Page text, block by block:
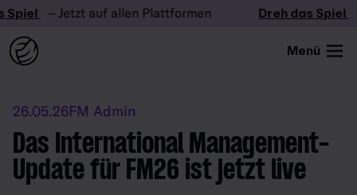
– Jetzt auf allen Plattformen Dreh das Spiel –
Menü
26.05.26FM Admin
Das International Management-
Update für FM26 ist jetzt live